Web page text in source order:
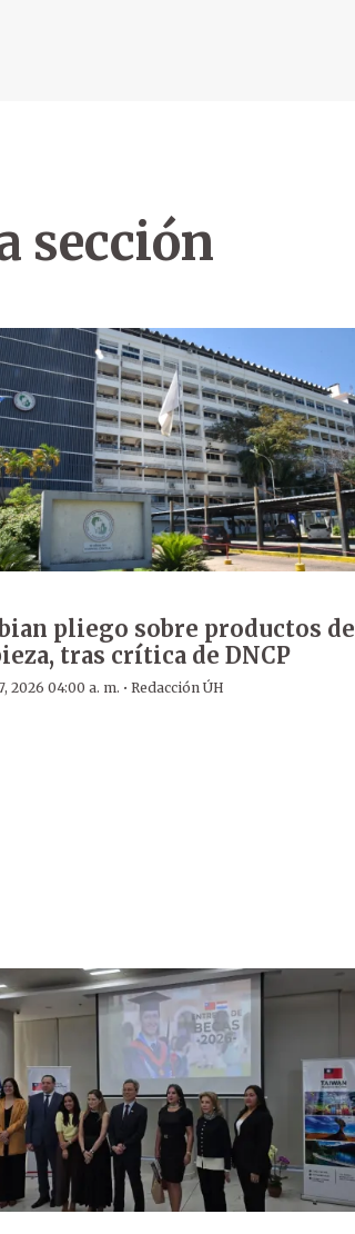
sección
pliego sobre productos de
tras crítica de DNCP
2026 04:00 a. m. ·Redacción ÚH